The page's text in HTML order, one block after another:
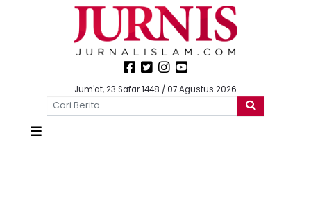
Jum'at, 23 Safar 1448 / 07 Agustus 2026